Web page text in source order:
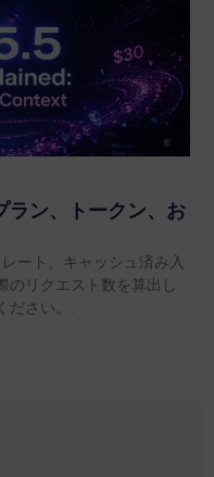
ン、トークン、お
ート、キャッシュ済み入
のリクエスト数を算出し
ださい。.